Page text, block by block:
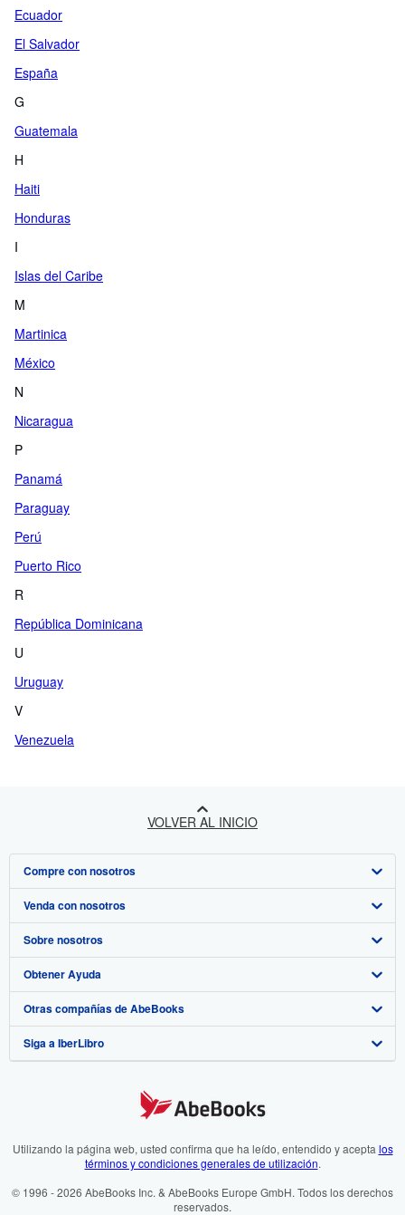
Ecuador
El Salvador
España
G
Guatemala
H
Haiti
Honduras
I
Islas del Caribe
M
Martinica
México
N
Nicaragua
P
Panamá
Paraguay
Perú
Puerto Rico
R
República Dominicana
U
Uruguay
V
Venezuela
VOLVER AL INICIO
Compre con nosotros
Búsqueda avanzada
Colecciones
Mi cuenta
Mis pedidos
Ver carrito
Venda con nosotros
Comenzar a vender
Únase a nuestro programa de afiliados
Recomiende un vendedor
Sobre nosotros
Sobre IberLibro
Medios
Empleo
Preferencias de cookies
Aviso de cookies
Obtener Ayuda
Preguntas frecuentes y guías
Atención al Cliente
Otras compañías de AbeBooks
AbeBooks.com
AbeBooks.fr
Siga a IberLibro
Utilizando la página web, usted confirma que ha leído, entendido y acepta los
términos y condiciones generales de utilización.
© 1996 - 2026 AbeBooks Inc. & AbeBooks Europe GmbH. Todos los derechos
reservados.